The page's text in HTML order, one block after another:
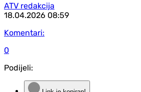
ATV redakcija
18.04.2026 08:59
Komentari:
0
Podijeli: